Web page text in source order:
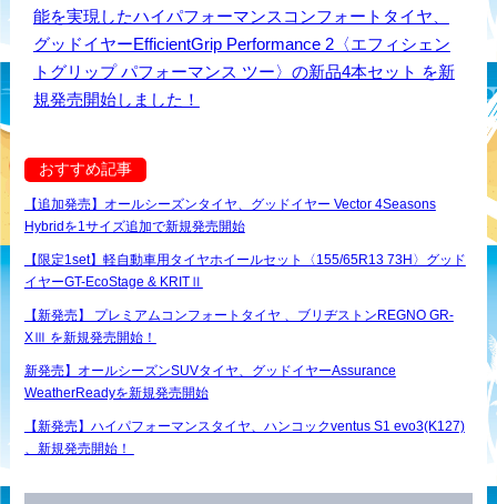
能を実現したハイパフォーマンスコンフォートタイヤ、
グッドイヤーEfficientGrip Performance 2〈エフィシェン
トグリップ パフォーマンス ツー〉の新品4本セット を新
規発売開始しました！
おすすめ記事
【追加発売】オールシーズンタイヤ、グッドイヤー Vector 4Seasons
Hybridを1サイズ追加で新規発売開始
【限定1set】軽自動車用タイヤホイールセット〈155/65R13 73H〉グッド
イヤーGT-EcoStage & KRITⅡ
【新発売】 プレミアムコンフォートタイヤ 、ブリヂストンREGNO GR-
XⅢ を新規発売開始！
新発売】オールシーズンSUVタイヤ、グッドイヤーAssurance
WeatherReadyを新規発売開始
【新発売】ハイパフォーマンスタイヤ、ハンコックventus S1 evo3(K127)
、新規発売開始！